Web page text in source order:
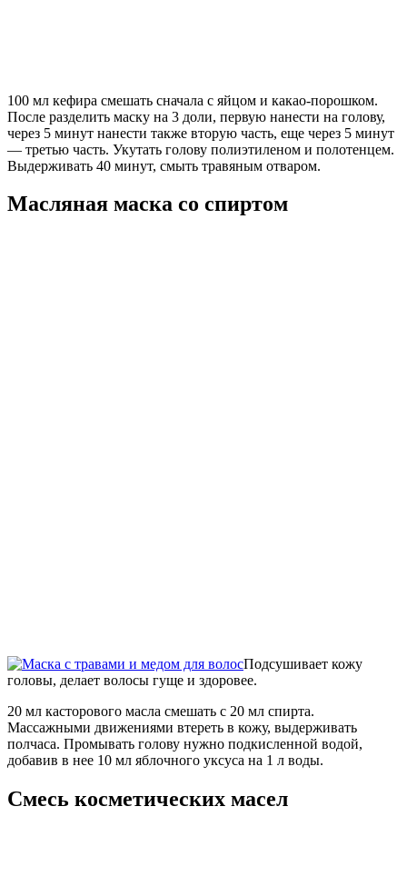
100 мл кефира смешать сначала с яйцом и какао-порошком.
После разделить маску на 3 доли, первую нанести на голову,
через 5 минут нанести также вторую часть, еще через 5 минут
— третью часть. Укутать голову полиэтиленом и полотенцем.
Выдерживать 40 минут, смыть травяным отваром.
Масляная маска со спиртом
Подсушивает кожу
головы, делает волосы гуще и здоровее.
20 мл касторового масла смешать с 20 мл спирта.
Массажными движениями втереть в кожу, выдерживать
полчаса. Промывать голову нужно подкисленной водой,
добавив в нее 10 мл яблочного уксуса на 1 л воды.
Смесь косметических масел